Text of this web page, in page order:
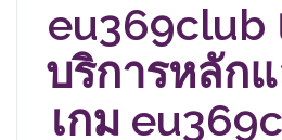
eu369club
บริการหลัก
เกม